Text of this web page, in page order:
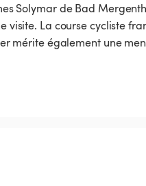
Solymar de Bad
visite. La course cycliste
mérite également une